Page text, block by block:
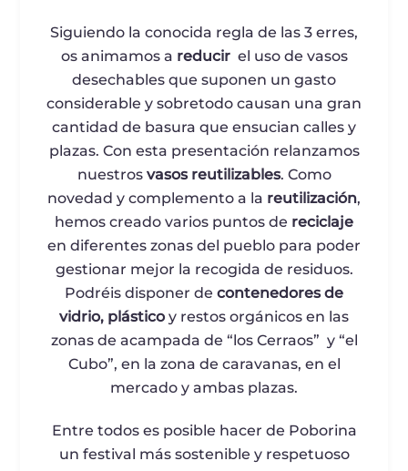
Siguiendo la conocida regla de las 3 erres,
os animamos a reducirel uso de vasos
desechables que suponen un gasto
considerable y sobretodo causan una gran
cantidad de basura que ensucian calles y
plazas. Con esta presentación relanzamos
nuestros vasos reutilizables. Como
novedad y complemento a la reutilización,
hemos creado varios puntos de reciclaje
en diferentes zonas del pueblo para poder
gestionar mejor la recogida de residuos.
Podréis disponer de contenedores de
vidrio, plástico y restos orgánicos en las
zonas de acampada de “los Cerraos” y “el
Cubo”, en la zona de caravanas, en el
mercado y ambas plazas.
Entre todos es posible hacer de Poborina
un festival más sostenible y respetuoso